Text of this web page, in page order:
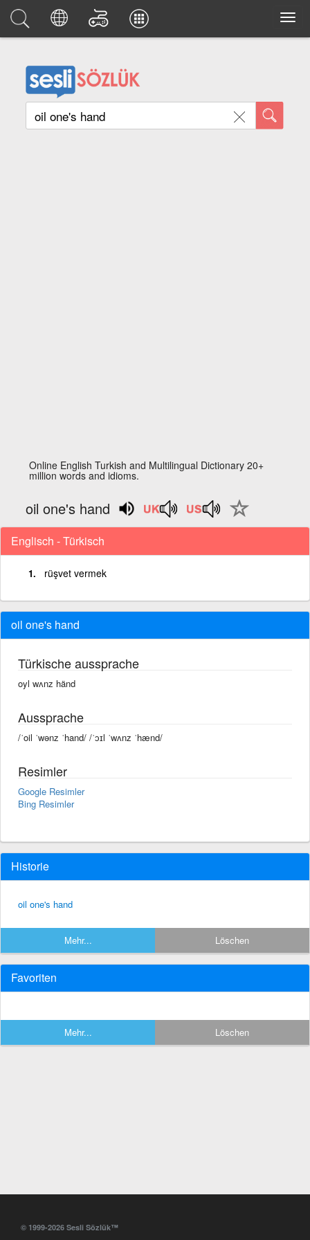
Online English Turkish and Multilingual Dictionary 20+
million words and idioms.
oil one's hand
Englisch - Türkisch
rüşvet vermek
oil one's hand
Türkische aussprache
oyl wʌnz händ
Aussprache
/ˈoil ˈwənz ˈhand/ /ˈɔɪl ˈwʌnz ˈhænd/
Resimler
Google Resimler
Bing Resimler
Historie
oil one's hand
Mehr... Löschen
Favoriten
Mehr... Löschen
© 1999-2026 Sesli Sözlük™